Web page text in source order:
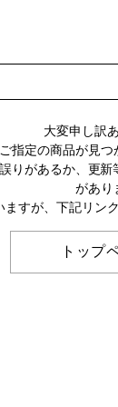
大変申し訳
ご指定の商品が見つ
りがあるか、更
があり
ますが、下記リン
トップ